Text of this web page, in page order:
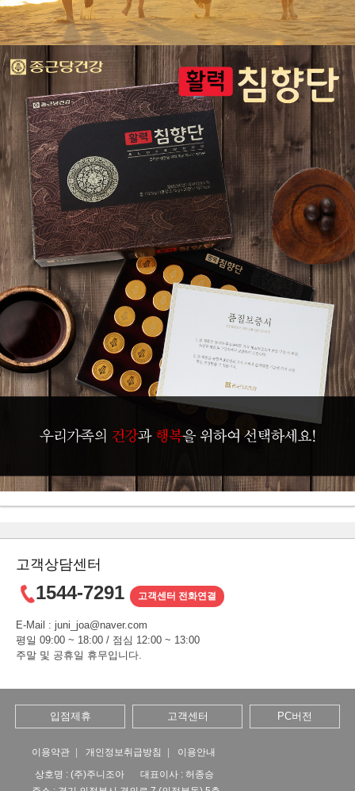
고객상담센터
1544-7291 고객센터 전화연결
E-Mail : juni_joa@naver.com
평일 09:00 ~ 18:00 / 점심 12:00 ~ 13:00
주말 및 공휴일 휴무입니다.
입점제휴 고객센터 PC버전
이용약관 개인정보취급방침
이용안내
상호명 : (주)주니조아
대표이사 : 허종승